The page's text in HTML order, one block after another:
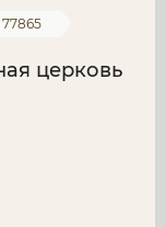
77865
церковь